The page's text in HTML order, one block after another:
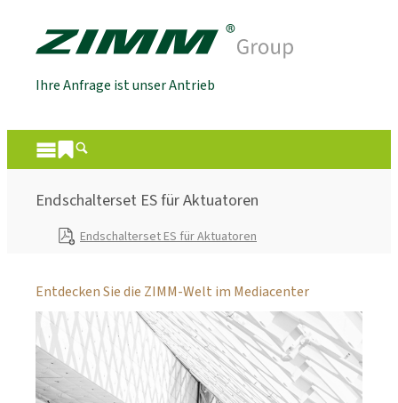
Ihre Anfrage ist unser Antrieb
Endschalterset ES für Aktuatoren
Endschalterset ES für Aktuatoren
Entdecken Sie die ZIMM-Welt im Mediacenter